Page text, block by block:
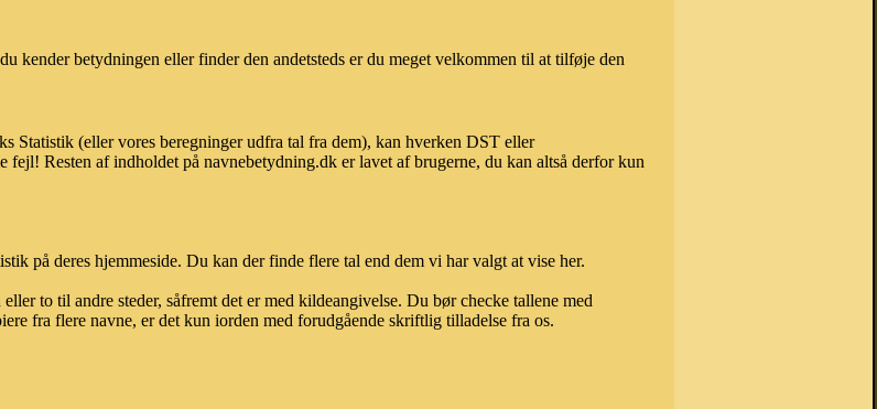
kender betydningen eller finder den andetsteds er du meget velkommen til at tilføje den
(eller vores beregninger udfra tal fra dem), kan hverken DST eller
Resten af indholdet på navnebetydning.dk er lavet af brugerne, du kan altså derfor kun
på deres hjemmeside. Du kan der finde flere tal end dem vi har valgt at vise her.
to til andre steder, såfremt det er med kildeangivelse. Du bør checke tallene med
fra flere navne, er det kun iorden med forudgående skriftlig tilladelse fra os.